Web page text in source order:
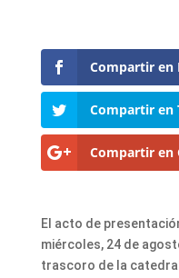
Compartir en
Compartir en
Compartir en
El acto de
miércoles, 24 de
trascoro de la